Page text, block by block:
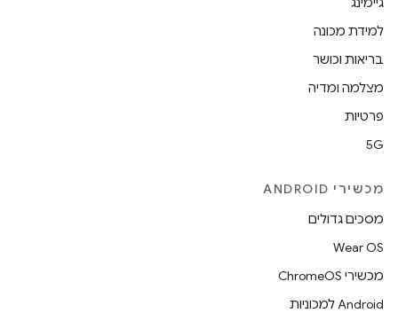
למידת מכונה
בריאות וכושר
מצלמה ומדיה
פרטיות
5G
מכשירי ANDROID
מסכים גדולים
Wear OS
מכשירי ChromeOS
Android למכוניות